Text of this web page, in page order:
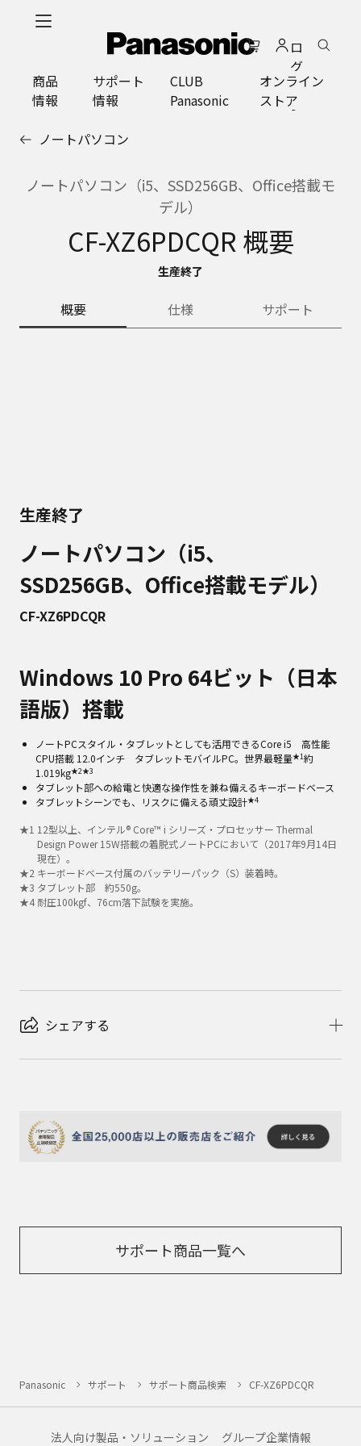
ロ
グ
イ
ン
商品
情報
サポート
情報
CLUB
Panasonic
オンライン
ストア
ノートパソコン
ノートパソコン（i5、SSD256GB、Office搭載モ
デル）
CF-XZ6PDCQR 概要
生産終了
概要 仕様 サポート
生産終了
ノートパソコン（i5、
SSD256GB、Office搭載モデル）
CF-XZ6PDCQR
Windows 10 Pro 64ビット（日本
語版）搭載
ノートPCスタイル・タブレットとしても活用できるCore i5 高性能
CPU搭載 12.0インチ タブレットモバイルPC。世界最軽量★1約
1.019kg★2★3
タブレット部への給電と快適な操作性を兼ね備えるキーボードベース
タブレットシーンでも、リスクに備える頑丈設計★4
★1 12型以上、インテル® Core™ i シリーズ・プロセッサー Thermal
Design Power 15W搭載の着脱式ノートPCにおいて（2017年9月14日
現在）。
★2 キーボードベース付属のバッテリーパック（S）装着時。
★3 タブレット部 約550g。
★4 耐圧100kgf、76cm落下試験を実施。
シェアする
サポート商品一覧へ
Panasonic サポート サポート商品検索 CF-XZ6PDCQR
法人向け製品・ソリューション グループ企業情報